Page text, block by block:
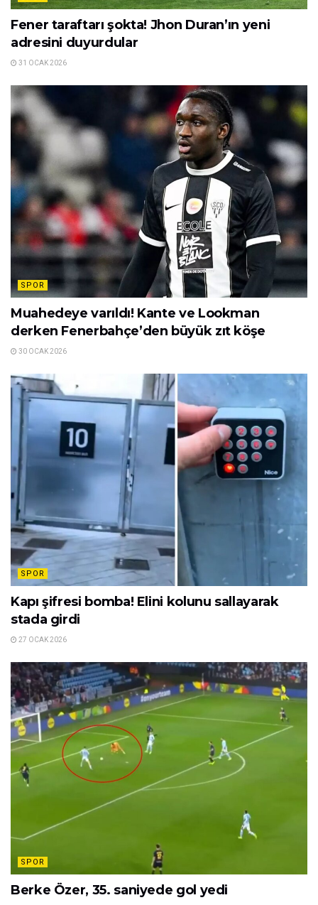
Fener taraftarı şokta! Jhon Duran’ın yeni
adresini duyurdular
31 OCAK 2026
SPOR
Muahedeye varıldı! Kante ve Lookman
derken Fenerbahçe’den büyük zıt köşe
30 OCAK 2026
SPOR
Kapı şifresi bomba! Elini kolunu sallayarak
stada girdi
27 OCAK 2026
SPOR
Berke Özer, 35. saniyede gol yedi